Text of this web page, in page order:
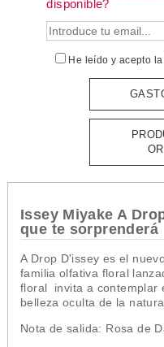
disponible?
He leído y acepto la
Issey Miyake A
que te sorprenderá
A Drop D'issey es el
familia olfativa floral
floral
invita a contemplar
belleza oculta de la
Nota de salida: Rosa de